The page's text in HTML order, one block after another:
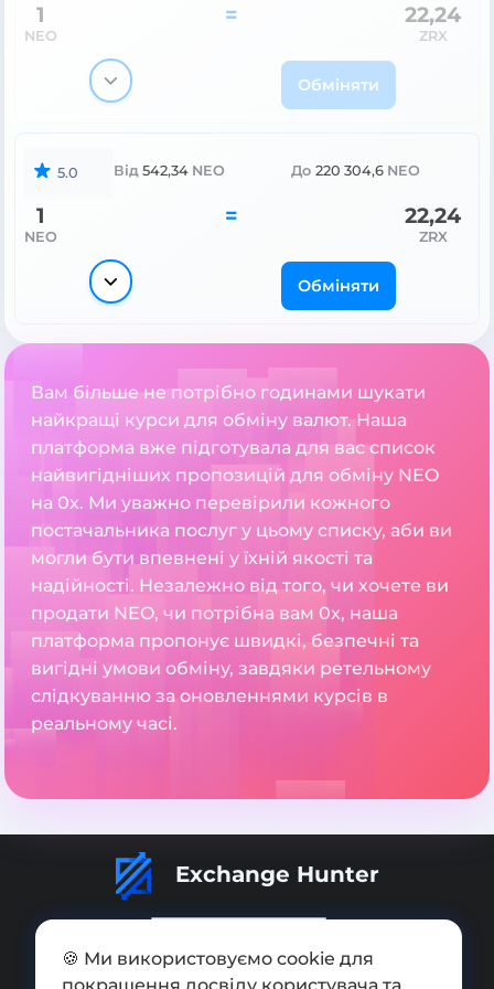
1
NEO
= 22,24
ZRX
Обміняти
5.0 Від 542,34 NEO До 220 304,6 NEO
1
NEO
= 22,24
ZRX
Обміняти
Вам більше не потрібно годинами шукати
найкращі курси для обміну валют. Наша
платформа вже підготувала для вас список
найвигідніших пропозицій для обміну NEO
на 0x. Ми уважно перевірили кожного
постачальника послуг у цьому списку, аби ви
могли бути впевнені у їхній якості та
надійності. Незалежно від того, чи хочете ви
продати NEO, чи потрібна вам 0x, наша
платформа пропонує швидкі, безпечні та
вигідні умови обміну, завдяки ретельному
слідкуванню за оновленнями курсів в
реальному часі.
Exchange Hunter
🍪 Ми використовуємо cookie для